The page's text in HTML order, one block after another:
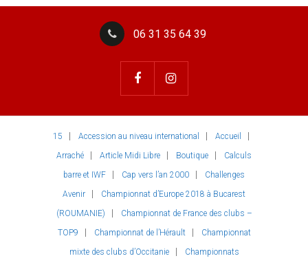
06 31 35 64 39
15 Accession au niveau international
Accueil
Arraché
Article Midi Libre Boutique
Calculs
barre et IWF
Cap vers l’an 2000
Challenges
Avenir
Championnat d’Europe 2018 à Bucarest
(ROUMANIE)
Championnat de France des clubs –
TOP9
Championnat de l’Hérault
Championnat
mixte des clubs d’Occitanie
Championnats